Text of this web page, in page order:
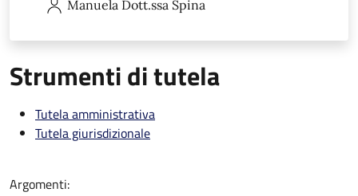
Manuela Dott.ssa Spina
Strumenti di tutela
Tutela amministrativa
Tutela giurisdizionale
Argomenti: